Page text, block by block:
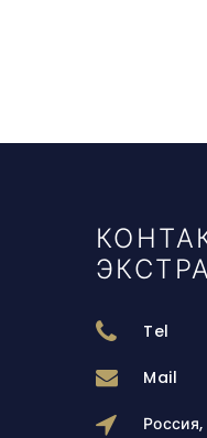
Tel
Mail